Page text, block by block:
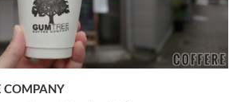
COMPANY